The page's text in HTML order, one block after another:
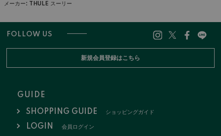
メーカー: THULE スーリー
FOLLOW US
新規会員登録はこちら
GUIDE
SHOPPING GUIDE ショッピングガイド
LOGIN 会員ログイン